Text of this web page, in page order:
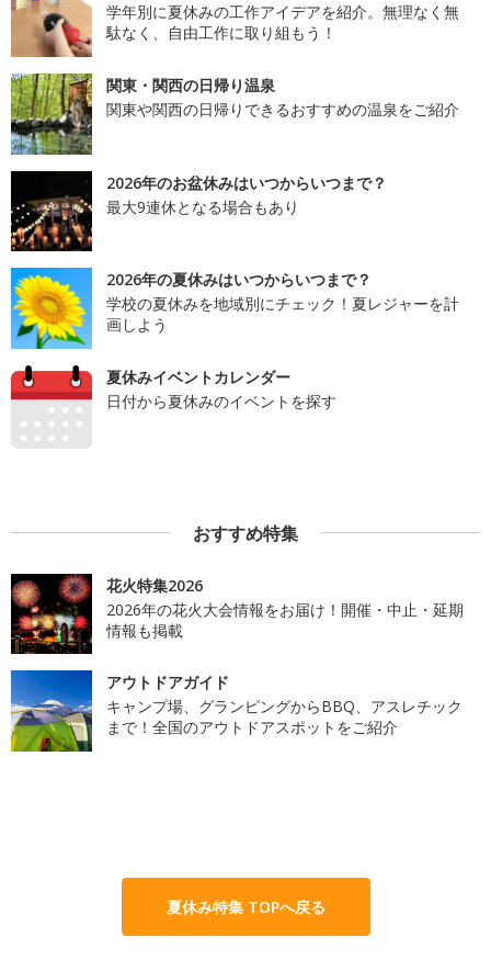
学年別に夏休みの工作アイデアを紹介。無理なく無
駄なく、自由工作に取り組もう！
関東・関西の日帰り温泉
関東や関西の日帰りできるおすすめの温泉をご紹介
2026年のお盆休みはいつからいつまで？
最大9連休となる場合もあり
2026年の夏休みはいつからいつまで？
学校の夏休みを地域別にチェック！夏レジャーを計
画しよう
夏休みイベントカレンダー
日付から夏休みのイベントを探す
おすすめ特集
花火特集2026
2026年の花火大会情報をお届け！開催・中止・延期
情報も掲載
アウトドアガイド
キャンプ場、グランピングからBBQ、アスレチック
まで！全国のアウトドアスポットをご紹介
夏休み特集 TOPへ戻る